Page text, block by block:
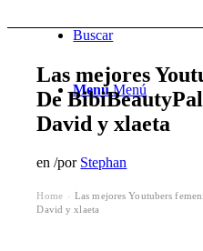
Buscar
Menú Menú
Las mejores
De
David y xlaeta
en/por Stephan
Home
Las mejores Youtubers
David y xlaeta